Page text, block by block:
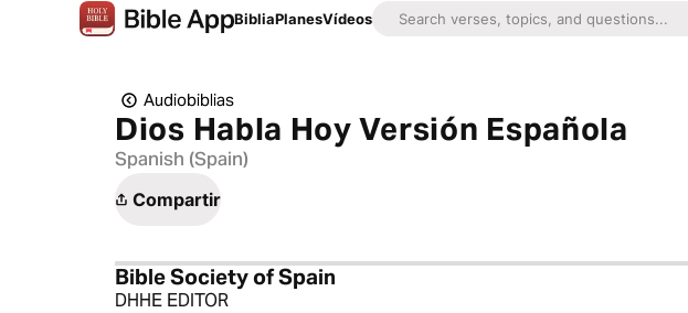
BibliaPlanesVídeos
Audiobiblias
Dios Habla Hoy Versión Española
Spanish (Spain)
Compartir
Bible Society of Spain
DHHE EDITOR